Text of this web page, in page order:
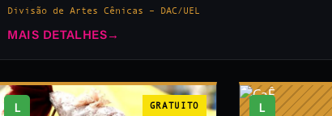
Divisão de Artes Cênicas – DAC/UEL
MAIS DETALHES →
L GRATUITO L